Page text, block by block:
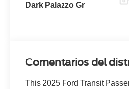
Dark Palazzo Gr
Comentarios del
This 2025 Ford Transit